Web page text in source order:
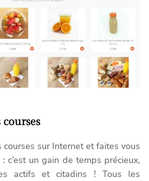
courses sur Internet et faites vous
c’est un gain de temps précieux,
actifs et citadins ! Tous les